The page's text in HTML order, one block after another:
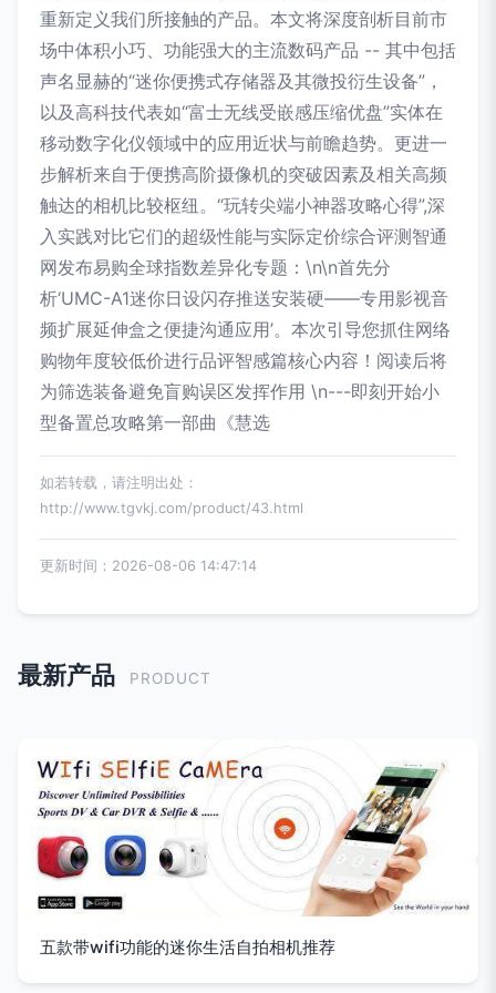
重新定义我们所接触的产品。本文将深度剖析目前市
场中体积小巧、功能强大的主流数码产品 -- 其中包括
声名显赫的“迷你便携式存储器及其微投衍生设备”，
以及高科技代表如“富士无线受嵌感压缩优盘”实体在
移动数字化仪领域中的应用近状与前瞻趋势。更进一
步解析来自于便携高阶摄像机的突破因素及相关高频
触达的相机比较枢纽。“玩转尖端小神器攻略心得”,深
入实践对比它们的超级性能与实际定价综合评测智通
网发布易购全球指数差异化专题：\n\n首先分
析‘UMC-A1迷你日设闪存推送安装硬——专用影视音
频扩展延伸盒之便捷沟通应用’。本次引导您抓住网络
购物年度较低价进行品评智感篇核心内容！阅读后将
为筛选装备避免盲购误区发挥作用 \n---即刻开始小
型备置总攻略第一部曲《慧选
如若转载，请注明出处：
http://www.tgvkj.com/product/43.html
更新时间：2026-08-06 14:47:14
最新产品 PRODUCT
五款带wifi功能的迷你生活自拍相机推荐